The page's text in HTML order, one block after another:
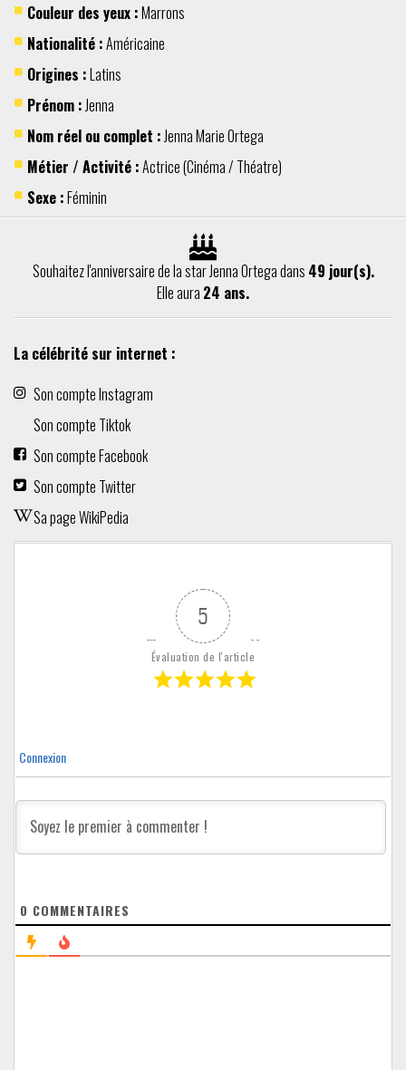
Couleur des yeux :Marrons
Nationalité :Américaine
Origines :Latins
Prénom :Jenna
Nom réel ou complet :Jenna Marie Ortega
Métier / Activité :Actrice(Cinéma / Théatre)
Sexe :Féminin
Souhaitez l'anniversaire de la star Jenna Ortega dans 49 jour(s).
Elle aura 24 ans.
La célébrité sur internet :
Son compte Instagram
Son compte Tiktok
Son compte Facebook
Son compte Twitter
Sa page WikiPedia
5
Évaluation de l'article
Connexion
0 COMMENTAIRES